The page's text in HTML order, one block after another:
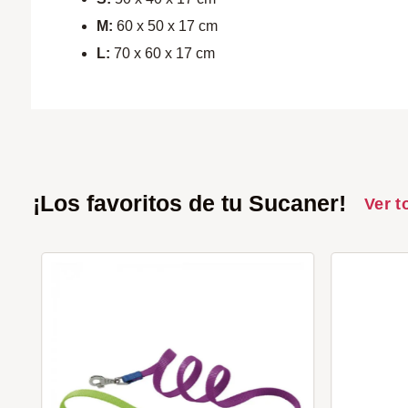
M: 60 x 50 x 17 cm
L: 70 x 60 x 17 cm
¡Los favoritos de tu Sucaner! Ver